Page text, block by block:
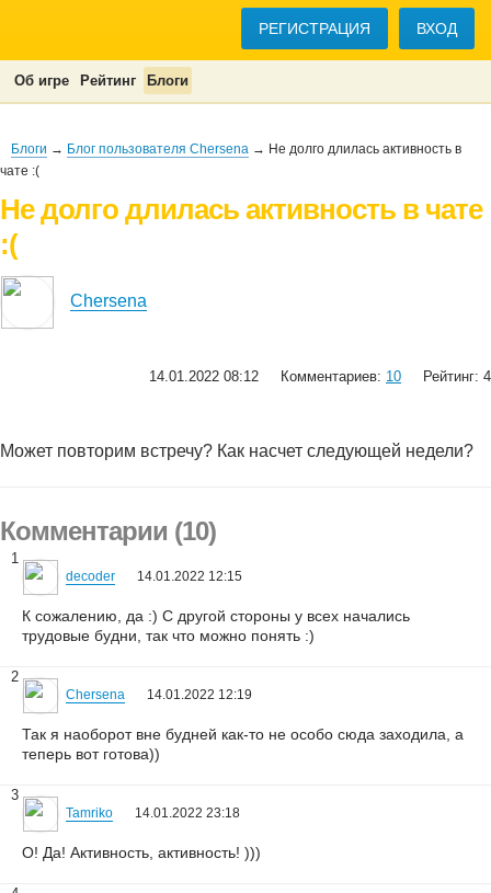
РЕГИСТРАЦИЯ ВХОД
Об игре Рейтинг Блоги
Блоги → Блог пользователя Chersena → Не долго длилась активность в
чате :(
Не долго длилась активность в чате
:(
Chersena
14.01.2022 08:12 Комментариев: 10 Рейтинг: 4
Может повторим встречу? Как насчет следующей недели?
Комментарии (10)
1
decoder 14.01.2022 12:15
К сожалению, да :) С другой стороны у всех начались
трудовые будни, так что можно понять :)
2
Chersena 14.01.2022 12:19
Так я наоборот вне будней как-то не особо сюда заходила, а
теперь вот готова))
3
Tamriko 14.01.2022 23:18
О! Да! Активность, активность! )))